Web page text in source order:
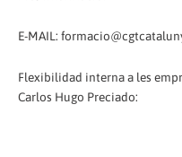
E-MAIL:
Flexibilidad interna a les
Carlos Hugo Preciado: